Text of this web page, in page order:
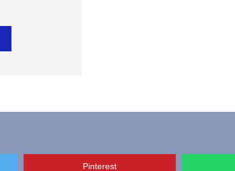
Pinterest